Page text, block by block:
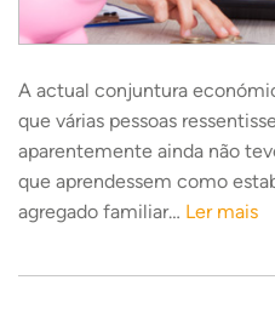
A actual conjuntura
que várias pessoas
aparentemente ainda não
que aprendessem como
agregado familiar… Ler mais